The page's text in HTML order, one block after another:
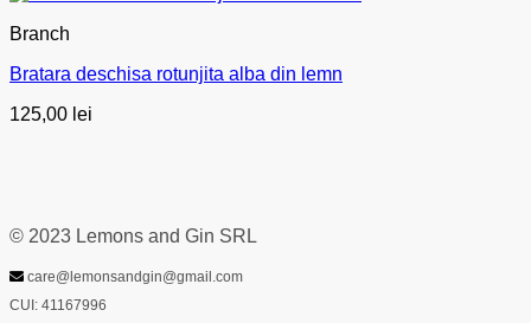
Branch
Bratara deschisa rotunjita alba din lemn
125,00 lei
© 2023 Lemons and Gin SRL
care@lemonsandgin@gmail.com
CUI: 41167996